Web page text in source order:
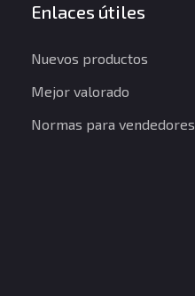
Enlaces útiles
Nuevos productos
Mejor valorado
Normas para vendedores